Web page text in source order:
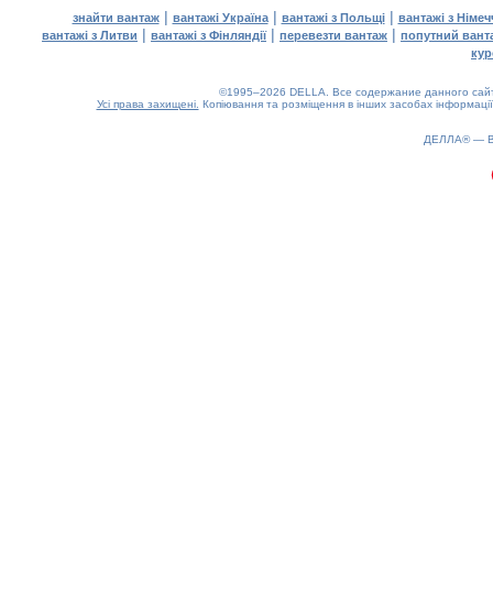
знайти вантаж| вантажі Україна| вантажі з Польщі| вантажі з
вантажі з Литви | вантажі з Фінляндії| перевезти вантаж | попутний
©1995–2026 DELLA. Все содержание данного
Усі права захищені. Копіювання та розміщення в інших засобах
ДЕЛЛА® —